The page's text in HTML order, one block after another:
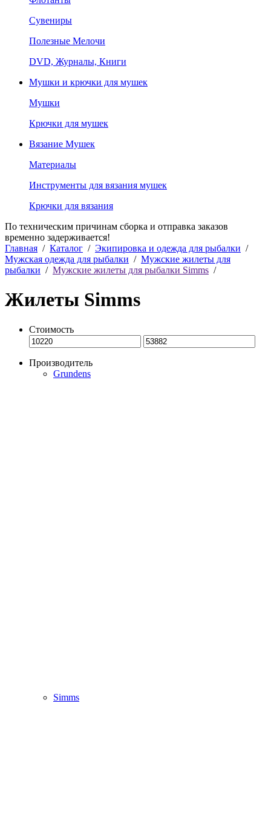
Сувениры
Полезные Мелочи
DVD, Журналы, Книги
Мушки и крючки для мушек
Мушки
Крючки для мушек
Вязание Мушек
Материалы
Инструменты для вязания мушек
Крючки для вязания
По техническим причинам сборка и отправка заказов
временно задерживается!
Главная / Каталог / Экипировка и одежда для рыбалки /
Мужская одежда для рыбалки / Мужские жилеты для
рыбалки / Мужские жилеты для рыбалки Simms /
Жилеты Simms
Стоимость
Производитель
Grundens
Simms